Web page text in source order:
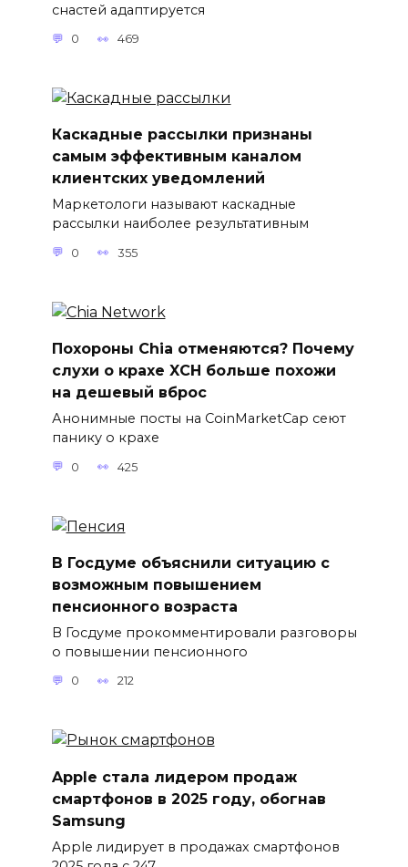
снастей адаптируется
0 469
Каскадные рассылки признаны
самым эффективным каналом
клиентских уведомлений
Маркетологи называют каскадные
рассылки наиболее результативным
0 355
Похороны Chia отменяются? Почему
слухи о крахе XCH больше похожи
на дешевый вброс
Анонимные посты на CoinMarketCap сеют
панику о крахе
0 425
В Госдуме объяснили ситуацию с
возможным повышением
пенсионного возраста
В Госдуме прокомментировали разговоры
о повышении пенсионного
0 212
Apple стала лидером продаж
смартфонов в 2025 году, обогнав
Samsung
Apple лидирует в продажах смартфонов